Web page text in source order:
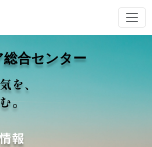
合センター
を、
。
報